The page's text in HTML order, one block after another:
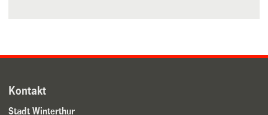
Kontakt
Stadt Winterthur